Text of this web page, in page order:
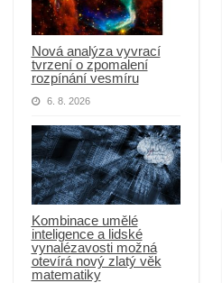
Nová analýza vyvrací
tvrzení o zpomalení
rozpínání vesmíru
6. 8. 2026
Kombinace umělé
inteligence a lidské
vynalézavosti možná
otevírá nový zlatý věk
matematiky